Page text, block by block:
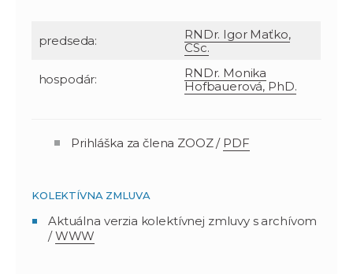
predseda:
RNDr. Igor Maťko,
CSc.
hospodár:
RNDr. Monika
Hofbauerová, PhD.
Prihláška za člena ZOOZ / PDF
KOLEKTÍVNA ZMLUVA
Aktuálna verzia kolektívnej zmluvy s archívom
/WWW